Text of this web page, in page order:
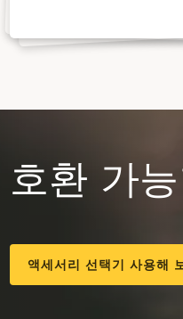
호환 가
액세서리 선택기 사용해